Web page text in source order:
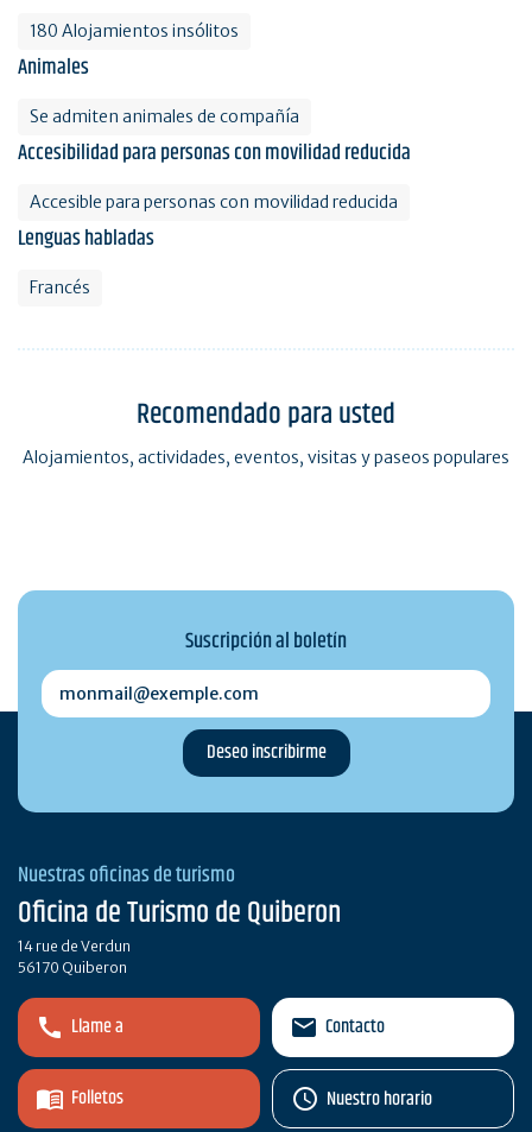
180 Alojamientos insólitos
Animales
Se admiten animales de compañía
Accesibilidad para personas con movilidad reducida
Accesible para personas con movilidad reducida
Lenguas habladas
Francés
Recomendado para usted
Alojamientos, actividades, eventos, visitas y paseos populares
Suscripción al boletín
monmail@exemple.com
Nuestras oficinas de turismo
Oficina de Turismo de Quiberon
14 rue de Verdun
56170 Quiberon
Llame a
Folletos
Contacto
Nuestro horario